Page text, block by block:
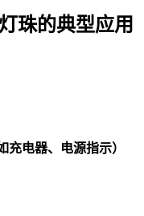
珠的典型应用
充电器、电源指示）